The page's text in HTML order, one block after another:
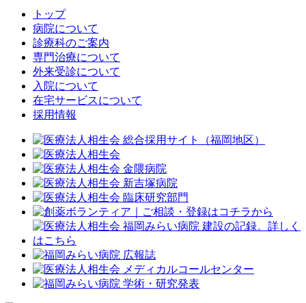
トップ
病院について
診療科のご案内
専門治療について
外来受診について
入院について
在宅サービスについて
採用情報